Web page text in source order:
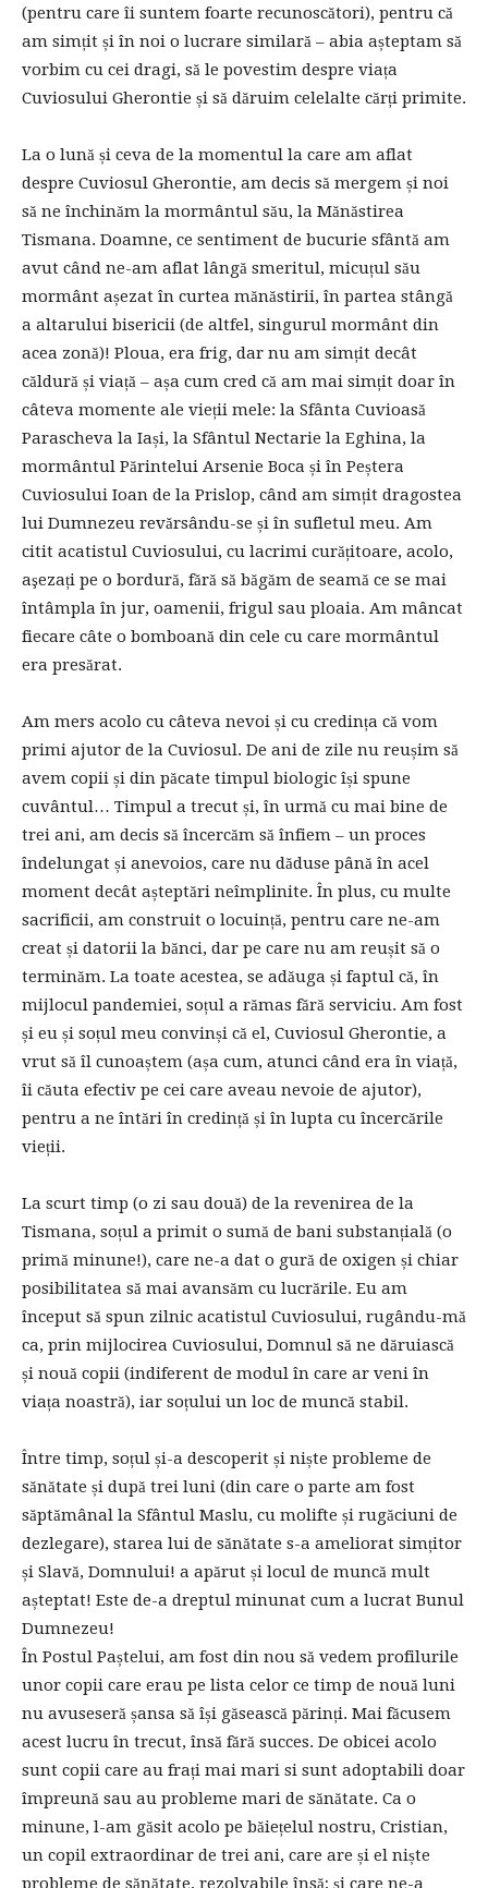
(pentru care îi suntem foarte recunoscători), pentru că
am simțit și în noi o lucrare similară – abia așteptam să
vorbim cu cei dragi, să le povestim despre viața
Cuviosului Gherontie și să dăruim celelalte cărți primite.
La o lună și ceva de la momentul la care am aflat
despre Cuviosul Gherontie, am decis să mergem și noi
să ne închinăm la mormântul său, la Mănăstirea
Tismana. Doamne, ce sentiment de bucurie sfântă am
avut când ne-am aflat lângă smeritul, micuțul său
mormânt așezat în curtea mănăstirii, în partea stângă
a altarului bisericii (de altfel, singurul mormânt din
acea zonă)! Ploua, era frig, dar nu am simțit decât
căldură și viață – așa cum cred că am mai simțit doar în
câteva momente ale vieții mele: la Sfânta Cuvioasă
Parascheva la Iași, la Sfântul Nectarie la Eghina, la
mormântul Părintelui Arsenie Boca și în Peștera
Cuviosului Ioan de la Prislop, când am simțit dragostea
lui Dumnezeu revărsându-se și în sufletul meu. Am
citit acatistul Cuviosului, cu lacrimi curățitoare, acolo,
aşezați pe o bordură, fără să băgăm de seamă ce se mai
întâmpla în jur, oamenii, frigul sau ploaia. Am mâncat
fiecare câte o bomboană din cele cu care mormântul
era presărat.
Am mers acolo cu câteva nevoi și cu credința că vom
primi ajutor de la Cuviosul. De ani de zile nu reușim să
avem copii și din păcate timpul biologic își spune
cuvântul… Timpul a trecut și, în urmă cu mai bine de
trei ani, am decis să încercăm să înfiem – un proces
îndelungat și anevoios, care nu dăduse până în acel
moment decât așteptări neîmplinite. În plus, cu multe
sacrificii, am construit o locuință, pentru care ne-am
creat și datorii la bănci, dar pe care nu am reușit să o
terminăm. La toate acestea, se adăuga și faptul că, în
mijlocul pandemiei, soțul a rămas fără serviciu. Am fost
și eu și soțul meu convinși că el, Cuviosul Gherontie, a
vrut să îl cunoaștem (așa cum, atunci când era în viață,
îi căuta efectiv pe cei care aveau nevoie de ajutor),
pentru a ne întări în credință și în lupta cu încercările
vieții.
La scurt timp (o zi sau două) de la revenirea de la
Tismana, soțul a primit o sumă de bani substanțială (o
primă minune!), care ne-a dat o gură de oxigen și chiar
posibilitatea să mai avansăm cu lucrările. Eu am
început să spun zilnic acatistul Cuviosului, rugându-mă
ca, prin mijlocirea Cuviosului, Domnul să ne dăruiască
și nouă copii (indiferent de modul în care ar veni în
viața noastră), iar soțului un loc de muncă stabil.
Între timp, soțul și-a descoperit și niște probleme de
sănătate și după trei luni (din care o parte am fost
săptămânal la Sfântul Maslu, cu molifte și rugăciuni de
dezlegare), starea lui de sănătate s-a ameliorat simțitor
și Slavă, Domnului! a apărut și locul de muncă mult
așteptat! Este de-a dreptul minunat cum a lucrat Bunul
Dumnezeu!
În Postul Paștelui, am fost din nou să vedem profilurile
unor copii care erau pe lista celor ce timp de nouă luni
nu avuseseră șansa să își găsească părinți. Mai făcusem
acest lucru în trecut, însă fără succes. De obicei acolo
sunt copii care au frați mai mari si sunt adoptabili doar
împreună sau au probleme mari de sănătate. Ca o
minune, l-am găsit acolo pe băiețelul nostru, Cristian,
un copil extraordinar de trei ani, care are și el niște
probleme de sănătate, rezolvabile însă; și care ne-a